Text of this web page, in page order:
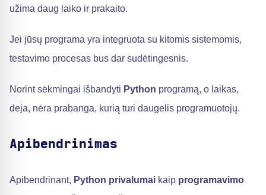
užima daug laiko ir prakaito.
Jei jūsų programa yra integruota su kitomis sistemomis,
testavimo procesas bus dar sudėtingesnis.
Norint sėkmingai išbandyti Python programą, o laikas,
deja, nėra prabanga, kurią turi daugelis programuotojų.
Apibendrinimas
Apibendrinant, Python privalumai kaip programavimo